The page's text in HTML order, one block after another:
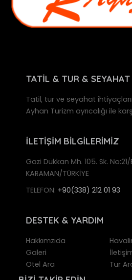
TATİL & TUR & SEYAHAT
Tatil, tur ve seyahat
Ayhan Turizm ayrıcalığı ile
İLETİŞİM BİLGİLERİMİZ
Gazi Dükkan Mh. 105. Sk. No:21/
KARAMAN/TÜRKİYE
TELEFON: +90(338) 212 01 93
DESTEK & YARDIM
Hakkımzıda
Galeri
Otel Ara
Tur